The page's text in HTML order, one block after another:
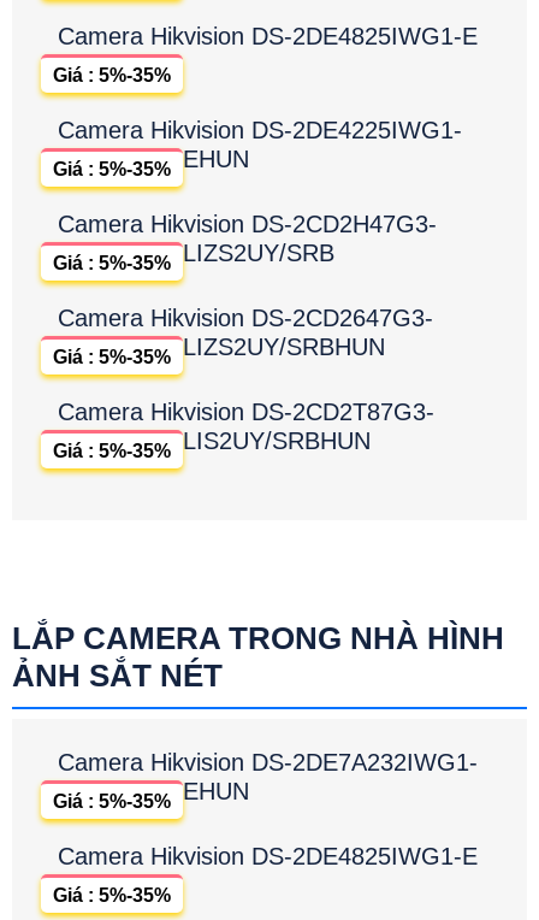
Camera Hikvision DS-2DE4825IWG1-E
Giá : 5%-35%
Camera Hikvision DS-2DE4225IWG1-
EHUN
Giá : 5%-35%
Camera Hikvision DS-2CD2H47G3-
LIZS2UY/SRB
Giá : 5%-35%
Camera Hikvision DS-2CD2647G3-
LIZS2UY/SRBHUN
Giá : 5%-35%
Camera Hikvision DS-2CD2T87G3-
LIS2UY/SRBHUN
Giá : 5%-35%
LẮP CAMERA TRONG NHÀ HÌNH
ẢNH SẮT NÉT
Camera Hikvision DS-2DE7A232IWG1-
EHUN
Giá : 5%-35%
Camera Hikvision DS-2DE4825IWG1-E
Giá : 5%-35%